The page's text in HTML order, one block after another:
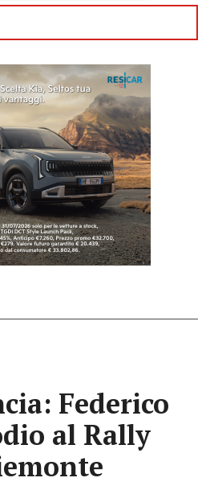
Federico
al Rally